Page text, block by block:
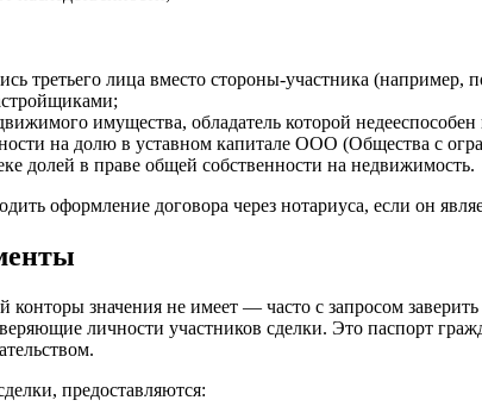
третьего лица вместо стороны-участника (например,
имущества, обладатель которой
на долю в уставном капитале ООО (Общества с
долей в праве общей собственности на недвижимость.
оформление договора через нотариуса, если он
значения не имеет — часто с запросом
личности участников сделки. Это паспорт
предоставляются: